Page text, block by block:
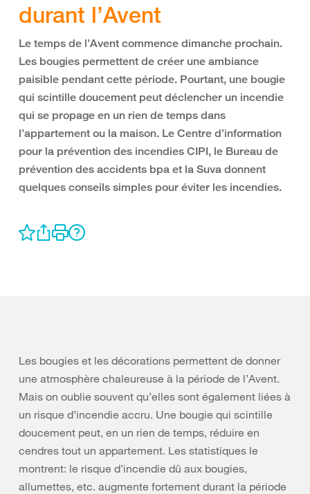
durant l’Avent
Le temps de l’Avent commence dimanche prochain.
Les bougies permettent de créer une ambiance
paisible pendant cette période. Pourtant, une bougie
qui scintille doucement peut déclencher un incendie
qui se propage en un rien de temps dans
l’appartement ou la maison. Le Centre d’information
pour la prévention des incendies CIPI, le Bureau de
prévention des accidents bpa et la Suva donnent
quelques conseils simples pour éviter les incendies.
Les bougies et les décorations permettent de donner
une atmosphère chaleureuse à la période de l’Avent.
Mais on oublie souvent qu’elles sont également liées à
un risque d’incendie accru. Une bougie qui scintille
doucement peut, en un rien de temps, réduire en
cendres tout un appartement. Les statistiques le
montrent: le risque d’incendie dû aux bougies,
allumettes, etc. augmente fortement durant la période